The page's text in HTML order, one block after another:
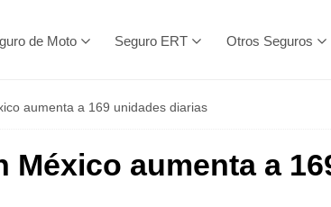
de Moto Seguro ERT Otros Seguros
aumenta a 169 unidades diarias
México aumenta a